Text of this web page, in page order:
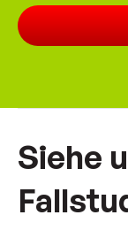
Siehe